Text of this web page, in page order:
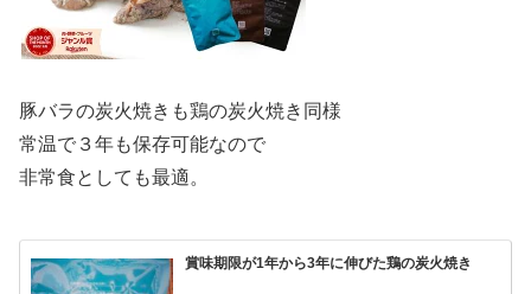
豚バラの炭火焼きも鶏の炭火焼き同様
常温で３年も保存可能なので
非常食としても最適。
賞味期限が1年から3年に伸びた鶏の炭火焼き